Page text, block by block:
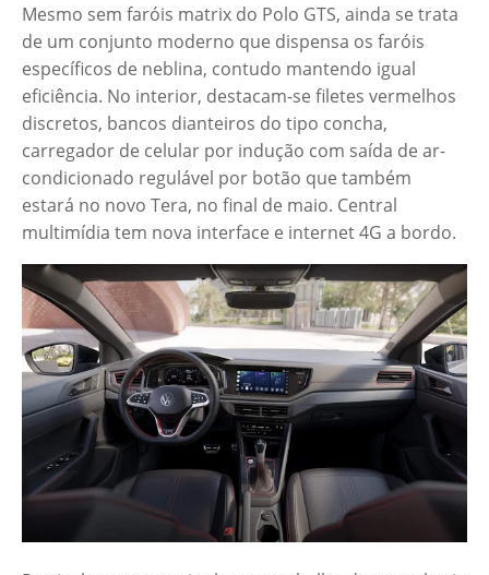
Mesmo sem faróis matrix do Polo GTS, ainda se trata
de um conjunto moderno que dispensa os faróis
específicos de neblina, contudo mantendo igual
eficiência. No interior, destacam-se filetes vermelhos
discretos, bancos dianteiros do tipo concha,
carregador de celular por indução com saída de ar-
condicionado regulável por botão que também
estará no novo Tera, no final de maio. Central
multimídia tem nova interface e internet 4G a bordo.